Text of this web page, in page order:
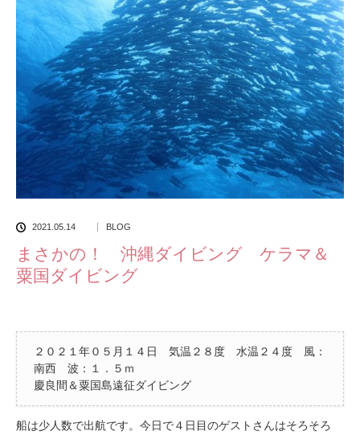
2021.05.14 BLOG
まさかの！ 沖縄ダイビング ケラマ＆
粟国ダイビング
２０２１年０５月１４日 気温２８度 水温２４度 風：
南西 波：１．５ｍ
慶良間＆粟国島遠征ダイビング
船は少人数で出航です。今日で４日目のゲストさんはそろそろ